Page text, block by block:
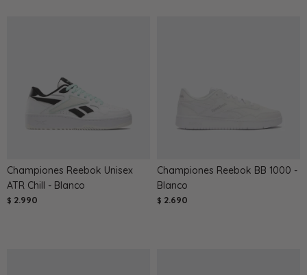
Championes Reebok Unisex
ATR Chill - Blanco
$ 2.990
Championes Reebok BB 1000 -
Blanco
$ 2.690